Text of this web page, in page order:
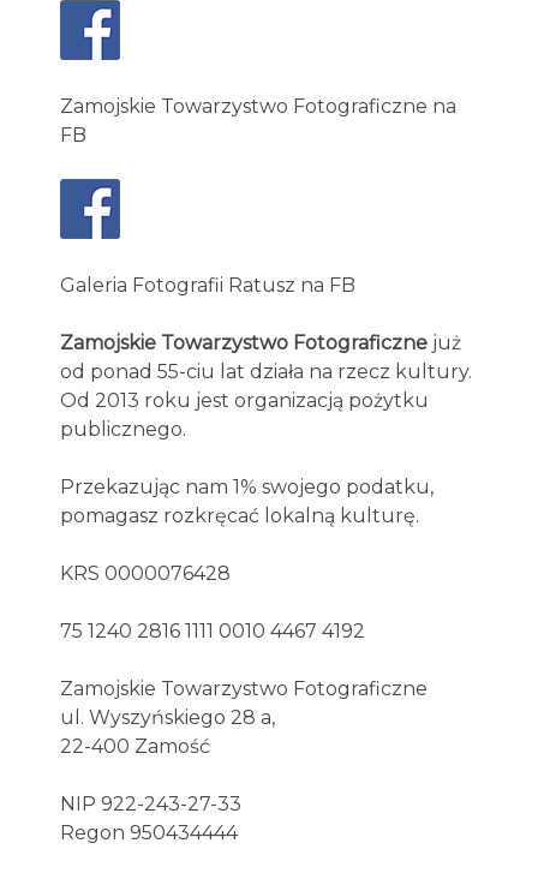
Zamojskie Towarzystwo Fotograficzne na
FB
Galeria Fotografii Ratusz na FB
Zamojskie Towarzystwo Fotograficzne już
od ponad 55-ciu lat działa na rzecz kultury.
Od 2013 roku jest organizacją pożytku
publicznego.
Przekazując nam 1% swojego podatku,
pomagasz rozkręcać lokalną kulturę.
KRS 0000076428
75 1240 2816 1111 0010 4467 4192
Zamojskie Towarzystwo Fotograficzne
ul. Wyszyńskiego 28 a,
22-400 Zamość
NIP 922-243-27-33
Regon 950434444